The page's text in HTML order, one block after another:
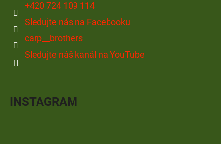
+420 724 109 114
Sledujte nás na Facebooku
carp__brothers
Sledujte náš kanál na YouTube
INSTAGRAM